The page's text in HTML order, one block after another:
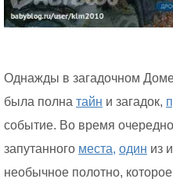
Однажды в загадочном
была полна тайн и загадок,
событие. Во время
запутанного места, один из
необычное полотно,